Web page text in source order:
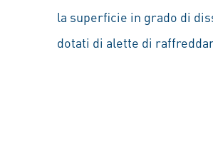
la superficie in grado di
dotati di alette di